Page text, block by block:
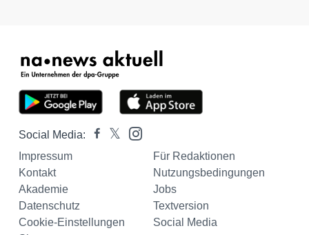
Social Media:
Impressum
Für Redaktionen
Kontakt
Nutzungsbedingungen
Akademie
Jobs
Datenschutz
Textversion
Cookie-Einstellungen
Social Media